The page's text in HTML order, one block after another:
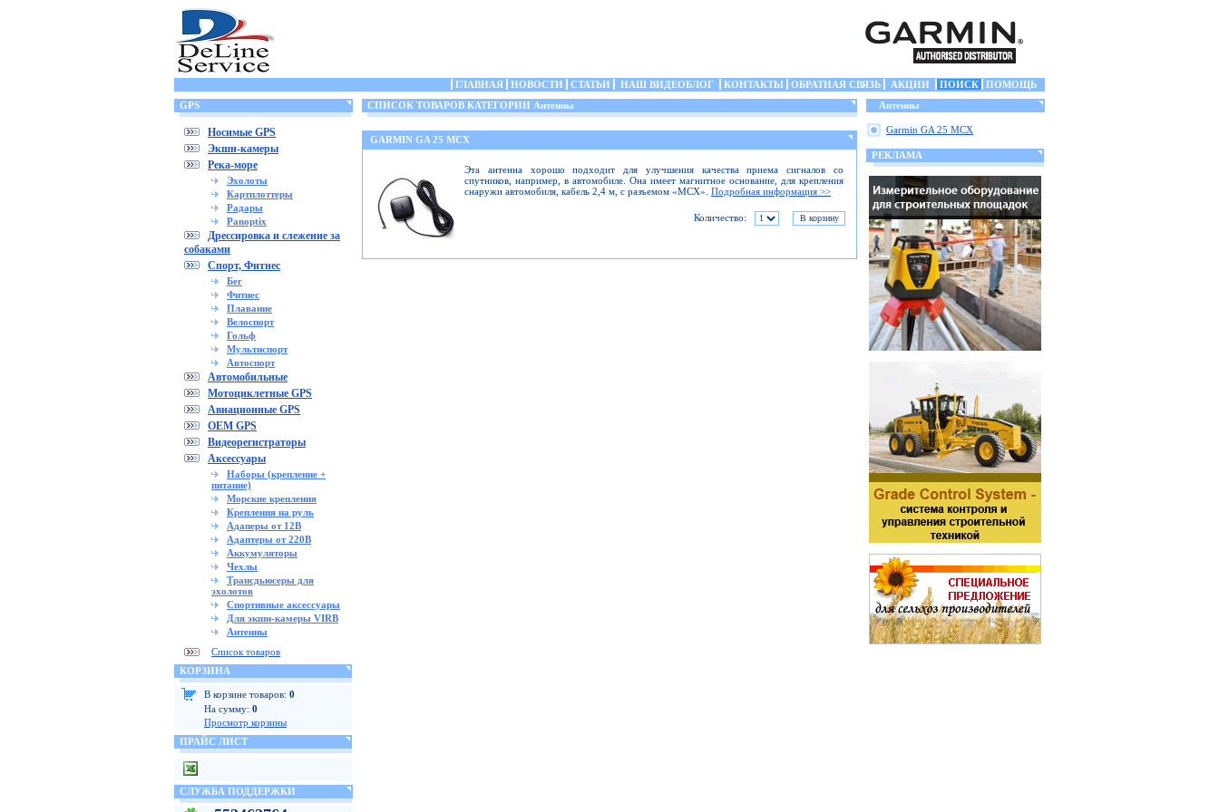
ГЛАВНАЯ НОВОСТИ СТАТЬИ НАШ ВИДЕОБЛОГ КОНТАКТЫ ОБРАТНАЯ СВЯЗЬ АКЦИИ ПОИСК
ПОМОЩЬ
GPS
Носимые GPS
Экшн-камеры
Река-море
Эхолоты
Картплоттеры
Радары
Panoptix
Дрессировка и слежение за
собаками
Спорт, Фитнес
Бег
Фитнес
Плавание
Велоспорт
Гольф
Мультиспорт
Автоспорт
Автомобильные
Мотоциклетные GPS
Авиационные GPS
OEM GPS
Видеорегистраторы
Аксессуары
Наборы (крепление +
питание)
Морские крепления
Крепления на руль
Адаперы от 12В
Адаптеры от 220В
Аккумуляторы
Чехлы
Трансдьюсеры для
эхолотов
Спортивные аксессуары
Для экшн-камеры VIRB
Антенны
Список товаров
КОРЗИНА
В корзине товаров: 0
На сумму: 0
Просмотр корзины
ПРАЙС ЛИСТ
СЛУЖБА ПОДДЕРЖКИ
СПИСОК ТОВАРОВ КАТЕГОРИИ Антенны
GARMIN GA 25 MCX
Эта антенна хорошо подходит для улучшения качества приема сигналов со
спутников, например, в автомобиле. Она имеет магнитное основание, для крепления
снаружи автомобиля, кабель 2,4 м, с разъемом «MCX». Подробная информация >>
Количество:
Антенны
Garmin GA 25 MCX
РЕКЛАМА